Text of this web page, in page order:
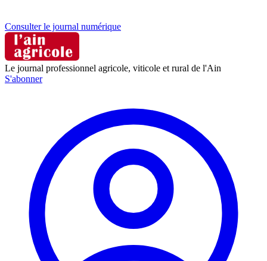
Consulter le journal numérique
Le journal professionnel agricole, viticole et rural de l'Ain
S'abonner